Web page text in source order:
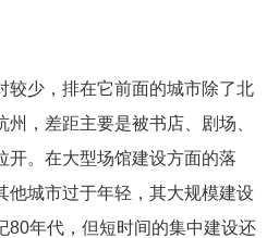
较少，排在它前面的城市除了北
州，差距主要是被书店、剧场、
开。在大型场馆建设方面的落
他城市过于年轻，其大规模建设
80年代，但短时间的集中建设还